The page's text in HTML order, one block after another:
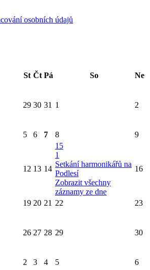
osobních údajů
St Čt Pá So Ne
29 30 31 1 2
5 6 7 8 9
12 13 14
15
1
Setkání harmonikářů na
Podlesí
Zobrazit všechny
záznamy ze dne
16
19 20 21 22 23
26 27 28 29 30
2 3 4 5 6